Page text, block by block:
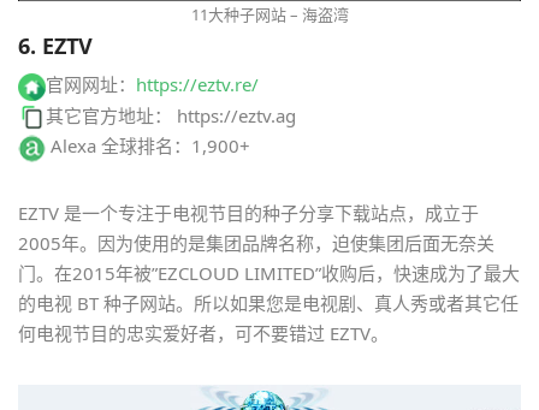
11大种子网站 – 海盗湾
6. EZTV
官网网址： https://eztv.re/
其它官方地址： https://eztv.ag
Alexa 全球排名：1,900+
EZTV 是一个专注于电视节目的种子分享下载站点，成立于
2005年。因为使用的是集团品牌名称，迫使集团后面无奈关
门。在2015年被”EZCLOUD LIMITED”收购后，快速成为了最大
的电视 BT 种子网站。所以如果您是电视剧、真人秀或者其它任
何电视节目的忠实爱好者，可不要错过 EZTV。